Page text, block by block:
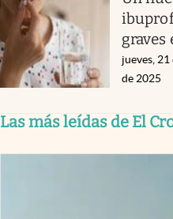
graves
jueves,
de 2025
Las más leídas de El